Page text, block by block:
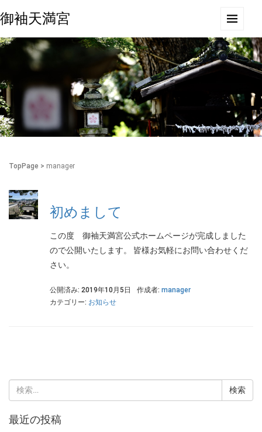
御袖天満宮
TopPage > manager
初めまして
この度 御袖天満宮公式ホームページが完成しました
ので公開いたします。 皆様お気軽にお問い合わせくだ
さい。
公開済み: 2019年10月5日 作成者: manager
カテゴリー: お知らせ
索:
最近の投稿